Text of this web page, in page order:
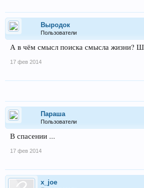
Выродок
Пользователи
А в чём смысл поиска смысла жизни?
17 фев 2014
Параша
Пользователи
В спасении ...
17 фев 2014
x_joe